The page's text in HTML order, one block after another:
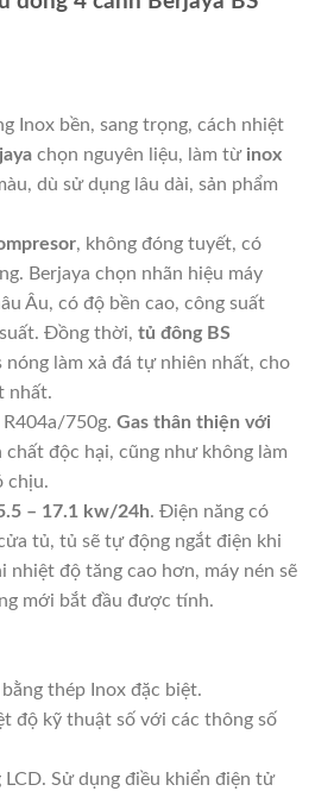
Inox bền, sang trọng, cách nhiệt
chọn nguyên liệu, làm từ inox
dù sử dụng lâu dài, sản phẩm
, không đóng tuyết, có
Berjaya chọn nhãn hiệu máy
Âu, có độ bền cao, công suất
Đồng thời, tủ đông BS
nóng làm xả đá tự nhiên nhất, cho
nhất.
750g. Gas thân thiện với
chất độc hại, cũng như không làm
chịu.
– 17.1 kw/24h. Điện năng có
tủ, tủ sẽ tự động ngắt điện khi
nhiệt độ tăng cao hơn, máy nén sẽ
mới bắt đầu được tính.
thép Inox đặc biệt.
độ kỹ thuật số với các thông số
Sử dụng điều khiển điện tử